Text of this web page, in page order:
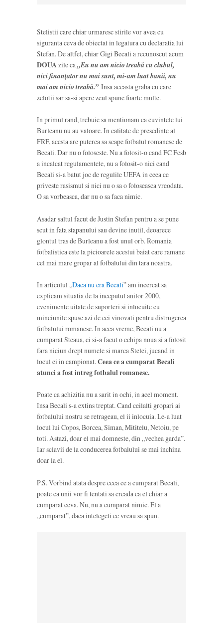
Stelistii care chiar urmaresc stirile vor avea cu
siguranta ceva de obiectat in legatura cu declaratia lui
Stefan. De altfel, chiar Gigi Becali a recunoscut acum
DOUAzile ca„Eu nu am nicio treabă cu clubul,
nici finanțator nu mai sunt, mi-am luat banii, nu
mai am nicio treabă.” Insa aceasta graba cu care
zelotii sar sa-si apere zeul spune foarte multe.
In primul rand, trebuie sa mentionam ca cuvintele lui
Burleanu nu au valoare. In calitate de presedinte al
FRF, acesta are puterea sa scape fotbalul romanesc de
Becali. Dar nu o foloseste. Nu a folosit-o cand FC Fcsb
a incalcat regulamentele, nu a folosit-o nici cand
Becali si-a batut joc de regulile UEFA in ceea ce
priveste rasismul si nici nu o sa o foloseasca vreodata.
O sa vorbeasca, dar nu o sa faca nimic.
Asadar saltul facut de Justin Stefan pentru a se pune
scut in fata stapanului sau devine inutil, deoarece
glontul tras de Burleanu a fost unul orb. Romania
fotbalistica este la picioarele acestui baiat care ramane
cel mai mare gropar al fotbalului din tara noastra.
In articolul „Daca nu era Becali” am incercat sa
explicam situatia de la inceputul anilor 2000,
evenimente uitate de suporteri si inlocuite cu
minciunile spuse azi de cei vinovati pentru distrugerea
fotbalului romanesc. In acea vreme, Becali nu a
cumparat Steaua, ci si-a facut o echipa noua si a folosit
fara niciun drept numele si marca Stelei, jucand in
locul ei in campionat.Ceea ce a cumparat Becali
atunci a fost intreg fotbalul romanesc.
Poate ca achizitia nu a sarit in ochi, in acel moment.
Insa Becali s-a extins treptat. Cand ceilalti gropari ai
fotbalului nostru se retrageau, el ii inlocuia. Le-a luat
locul lui Copos, Borcea, Siman, Mititelu, Netoiu, pe
toti. Astazi, doar el mai domneste, din „vechea garda”.
Iar sclavii de la conducerea fotbalului se mai inchina
doar la el.
P.S. Vorbind atata despre ceea ce a cumparat Becali,
poate ca unii vor fi tentati sa creada ca el chiar a
cumparat ceva. Nu, nu a cumparat nimic. El a
„cumparat”, daca intelegeti ce vreau sa spun.